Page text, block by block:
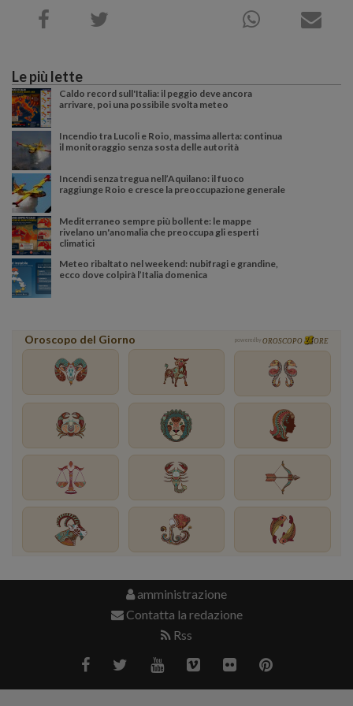
Le più lette
Caldo record sull'Italia: il peggio deve ancora
arrivare, poi una possibile svolta meteo
Incendio tra Lucoli e Roio, massima allerta: continua
il monitoraggio senza sosta delle autorità
Incendi senza tregua nell’Aquilano: il fuoco
raggiunge Roio e cresce la preoccupazione generale
Mediterraneo sempre più bollente: le mappe
rivelano un'anomalia che preoccupa gli esperti
climatici
Meteo ribaltato nel weekend: nubifragi e grandine,
ecco dove colpirà l’Italia domenica
Oroscopo del Giorno powered by OROSCOPO ORE
amministrazione
Contatta la redazione
Rss